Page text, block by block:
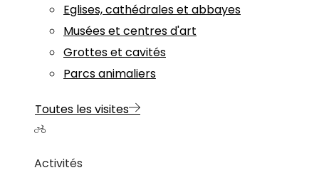
Eglises, cathédrales et abbayes
Musées et centres d'art
Grottes et cavités
Parcs animaliers
Toutes les visites
Activités